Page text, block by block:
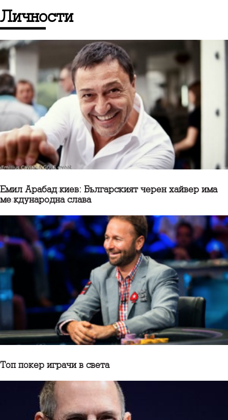
личности
Емил Арабаджиев: Българският черен хайвер има
международна слава
Топ покер играчи в света